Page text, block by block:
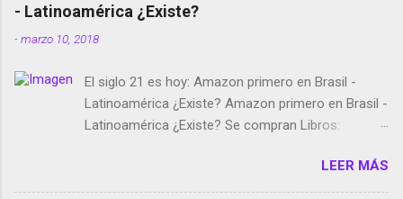
- Latinoamérica ¿Existe?
-marzo 10, 2018
El siglo 21 es hoy: Amazon primero en Brasil -
Latinoamérica ¿Existe? Amazon primero en Brasil -
Latinoamérica ¿Existe? Se compran Libros:
temporada de Black Mirror Twitter deja de verificar
cuentas Responden los fotógrafos Brian May y el
LEER MÁS